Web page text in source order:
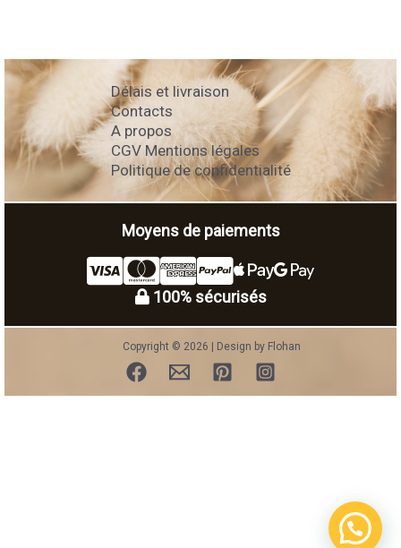
Délais et livraison
Contacts
A propos
CGV Mentions légales
Politique de confidentialité
Moyens de paiements
100% sécurisés
Copyright © 2026 | Design by Flohan